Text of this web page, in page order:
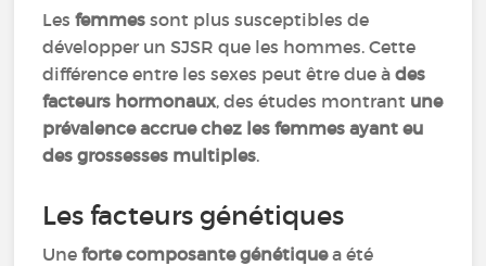
Lesfemmessont plus susceptibles de
développer un SJSR que les hommes. Cette
différence entre les sexes peut être due àdes
facteurs hormonaux, des études montrant une
prévalence accrue chez les femmes ayant eu
des grossesses multiples.
Les facteurs génétiques
Uneforte composante génétiquea été